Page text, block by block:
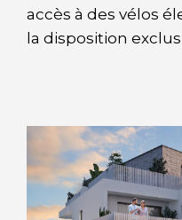
accès à des vélos
la disposition